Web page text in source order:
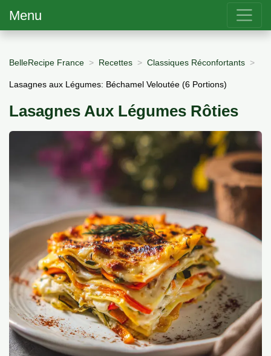
Menu
BelleRecipe France Recettes Classiques Réconfortants
Lasagnes aux Légumes: Béchamel Veloutée (6 Portions)
Lasagnes Aux Légumes Rôties